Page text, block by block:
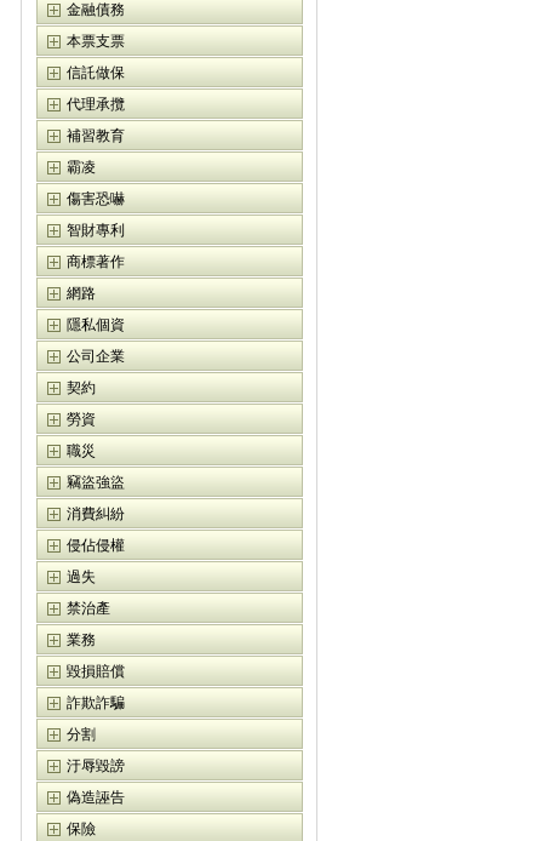
金融債務
本票支票
信託做保
代理承攬
補習教育
霸凌
傷害恐嚇
智財專利
商標著作
網路
隱私個資
公司企業
契約
勞資
職災
竊盜強盜
消費糾紛
侵佔侵權
過失
禁治產
業務
毀損賠償
詐欺詐騙
分割
汙辱毀謗
偽造誣告
保險